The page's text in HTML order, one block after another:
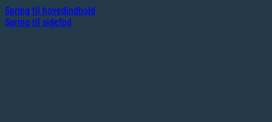
Spring til hovedindhold
Spring til sidefod